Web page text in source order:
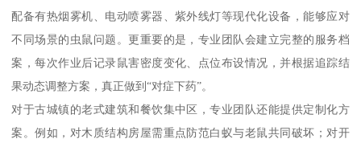
配备有热烟雾机、电动喷雾器、紫外线灯等现代化设备，能够应对
不同场景的虫鼠问题。更重要的是，专业团队会建立完整的服务档
案，每次作业后记录鼠害密度变化、点位布设情况，并根据追踪结
果动态调整方案，真正做到“对症下药”。
对于古城镇的老式建筑和餐饮集中区，专业团队还能提供定制化方
案。例如，对木质结构房屋需重点防范白蚁与老鼠共同破坏；对开